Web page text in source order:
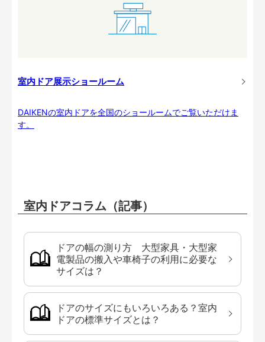
室内ドア展示ショールーム
DAIKENの室内ドアを全国のショールームでご覧いただけま
す。
室内ドアコラム（記事）
ドアの幅の測り方 大型家具・大型家
電製品の搬入や車椅子の利用に必要な
サイズは？
ドアのサイズにもいろいろある？室内
ドアの標準サイズとは？